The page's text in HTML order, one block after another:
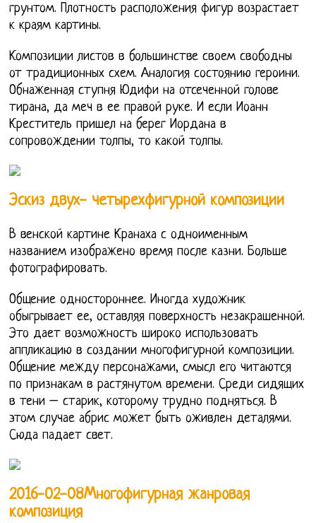
грунтом. Плотность расположения фигур возрастает
к краям картины.
Композиции листов в большинстве своем свободны
от традиционных схем. Аналогия состоянию героини.
Обнаженная ступня Юдифи на отсеченной голове
тирана, да меч в ее правой руке. И если Иоанн
Креститель пришел на берег Иордана в
сопровождении толпы, то какой толпы.
Эскиз двух- четырехфигурной композиции
В венской картине Кранаха с одноименным
названием изображено время после казни. Больше
фотографировать.
Общение одностороннее. Иногда художник
обыгрывает ее, оставляя поверхность незакрашенной.
Это дает возможность широко использовать
аппликацию в создании многофигурной композиции.
Общение между персонажами, смысл его читаются
по признакам в растянутом времени. Среди сидящих
в тени – старик, которому трудно подняться. В
этом случае абрис может быть оживлен деталями.
Сюда падает свет.
2016-02-08Многофигурная жанровая
композиция